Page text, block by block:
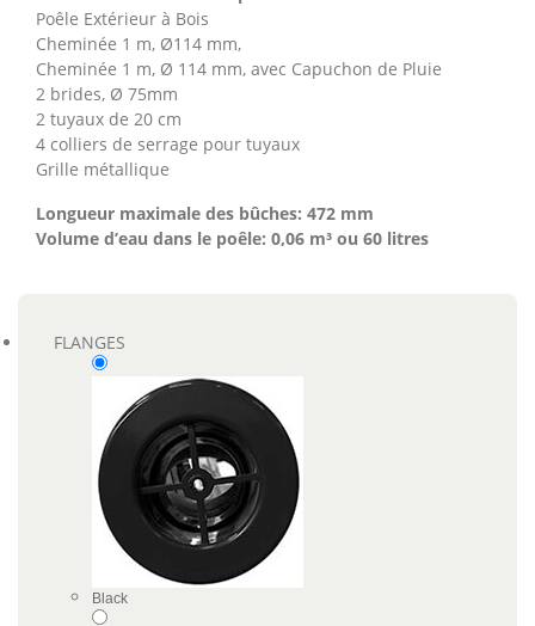
Poêle Extérieur à Bois
Cheminée 1 m, Ø114 mm,
Cheminée 1 m, Ø 114 mm, avec Capuchon de Pluie
2 brides, Ø 75mm
2 tuyaux de 20 cm
4 colliers de serrage pour tuyaux
Grille métallique
Longueur maximale des bûches: 472 mm
Volume d’eau dans le poêle: 0,06 m³ ou 60 litres
FLANGES
Black